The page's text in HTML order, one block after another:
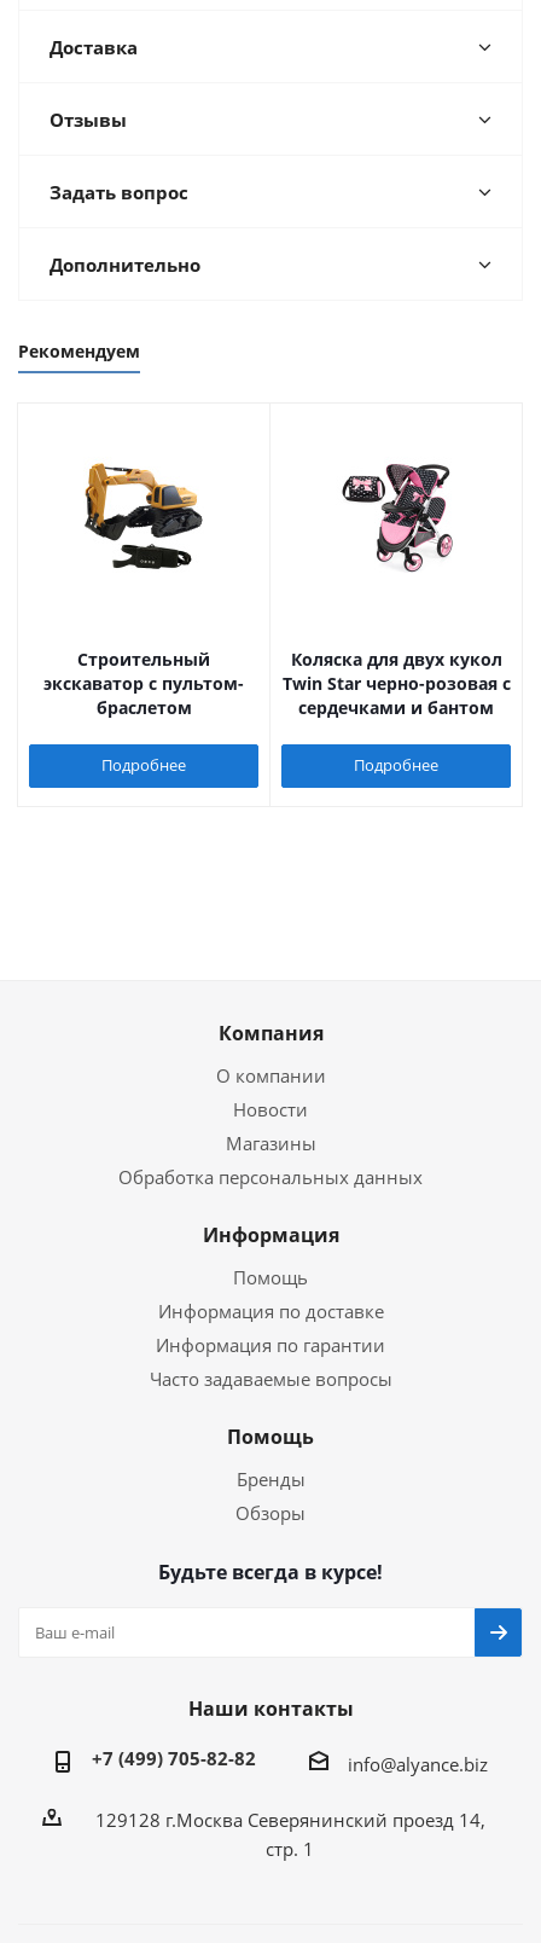
Доставка
Отзывы
Задать вопрос
Дополнительно
Рекомендуем
Строительный
экскаватор с пультом-
браслетом
Подробнее
Коляска для двух кукол
Twin Star черно-розовая с
сердечками и бантом
Подробнее
Компания
О компании
Новости
Магазины
Обработка персональных данных
Информация
Помощь
Информация по доставке
Информация по гарантии
Часто задаваемые вопросы
Помощь
Бренды
Обзоры
Будьте всегда в курсе!
Наши контакты
+7 (499) 705-82-82 info@alyance.biz
129128 г.Москва Северянинский проезд 14,
стр. 1